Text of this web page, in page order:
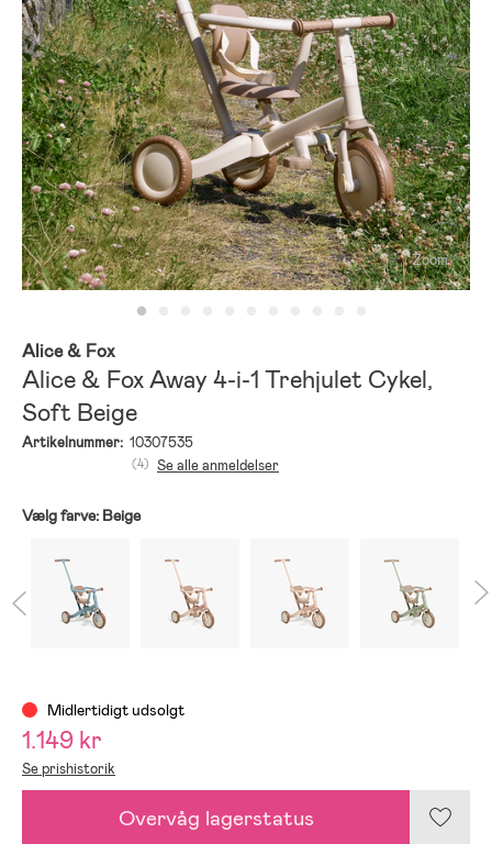
Zoom
Alice & Fox
Alice & Fox Away 4-i-1 Trehjulet Cykel,
Soft Beige
Artikelnummer: 10307535
(4) Se alle anmeldelser
Vælg farve: Beige
Midlertidigt udsolgt
1.149 kr
Se prishistorik
Overvåg lagerstatus